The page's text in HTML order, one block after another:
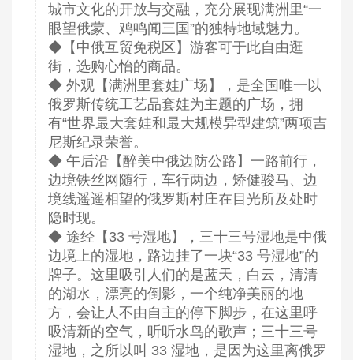
城市文化的开放与交融，充分展现满洲里“一
眼望俄蒙、鸡鸣闻三国”的独特地域魅力。
◆【中俄互贸免税区】游客可于此自由逛
街，选购心怡的商品。
◆ 外观【满洲里套娃广场】，是全国唯一以
俄罗斯传统工艺品套娃为主题的广场，拥
有“世界最大套娃和最大规模异型建筑”两项吉
尼斯纪录荣誉。
◆ 午后沿【醉美中俄边防公路】一路前行，
边境铁丝网随行，车行两边，矫健骏马、边
境线遥遥相望的俄罗斯村庄在目光所及处时
隐时现。
◆ 途经【33 号湿地】，三十三号湿地是中俄
边境上的湿地，路边挂了一块“33 号湿地”的
牌子。这里吸引人们的是蓝天，白云，清清
的湖水，漂亮的倒影，一个纯净美丽的地
方，会让人不由自主的停下脚步，在这里呼
吸清新的空气，听听水鸟的歌声；三十三号
湿地，之所以叫 33 湿地，是因为这里离俄罗